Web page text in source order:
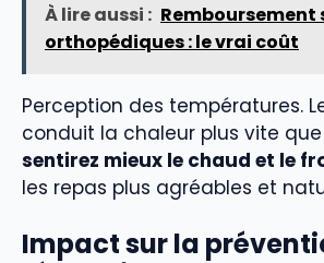
À lire aussi : Remboursement
orthopédiques : le vrai coût
Perception des températures.
conduit la chaleur plus vite que
sentirez mieux le chaud et le
les repas plus agréables et
Impact sur la